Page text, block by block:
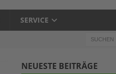
SERVICE
NEUESTE BEITRÄGE